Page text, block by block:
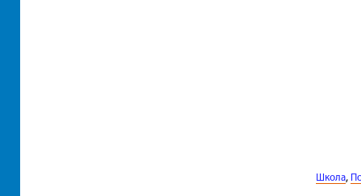
Школа,